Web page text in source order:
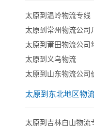
太原到温岭物流专线
太原到常州物流公司
太原到莆田物流公司
太原到义乌物流
太原到山东物流公司
太原到东北地区物
太原到吉林白山物流